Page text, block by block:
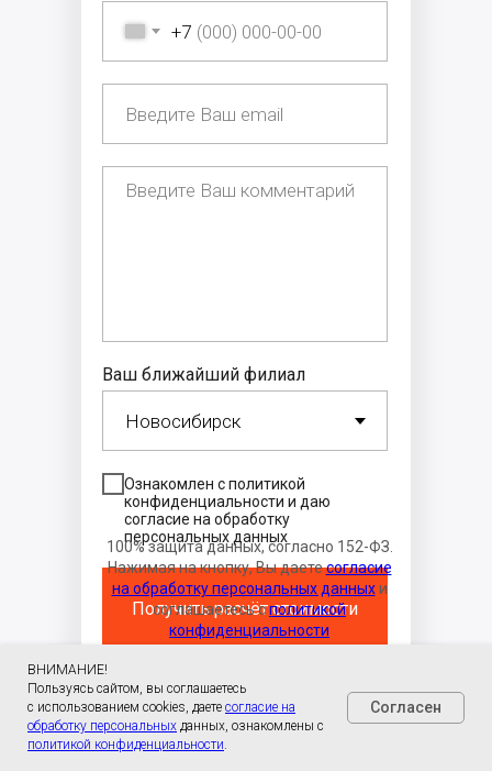
+7
Ваш ближайший филиал
Ознакомлен с политикой
конфиденциальности и даю
согласие на обработку
персональных данных
Получить расчёт стоимости
100% защита данных, согласно 152-ФЗ.
Нажимая на кнопку, Вы даетесогласие
на обработку персональных данныхи
соглашаетесь сполитикой
конфиденциальности
ВНИМАНИЕ!
Пользуясь сайтом, вы соглашаетесь
с использованием cookies, даете согласие на
обработку персональных данных, ознакомлены с
политикой конфиденциальности.
Согласен